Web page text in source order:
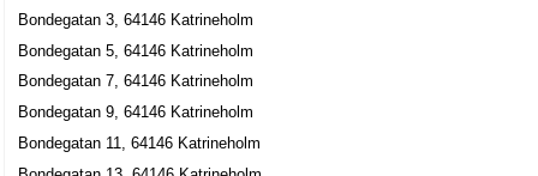
Bondegatan 3, 64146 Katrineholm
Bondegatan 5, 64146 Katrineholm
Bondegatan 7, 64146 Katrineholm
Bondegatan 9, 64146 Katrineholm
Bondegatan 11, 64146 Katrineholm